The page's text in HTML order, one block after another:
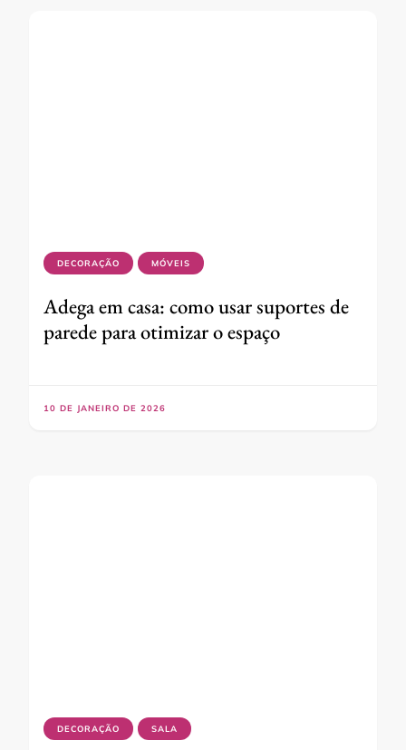
DECORAÇÃO MÓVEIS
Adega em casa: como usar suportes de
parede para otimizar o espaço
10 DE JANEIRO DE 2026
DECORAÇÃO SALA